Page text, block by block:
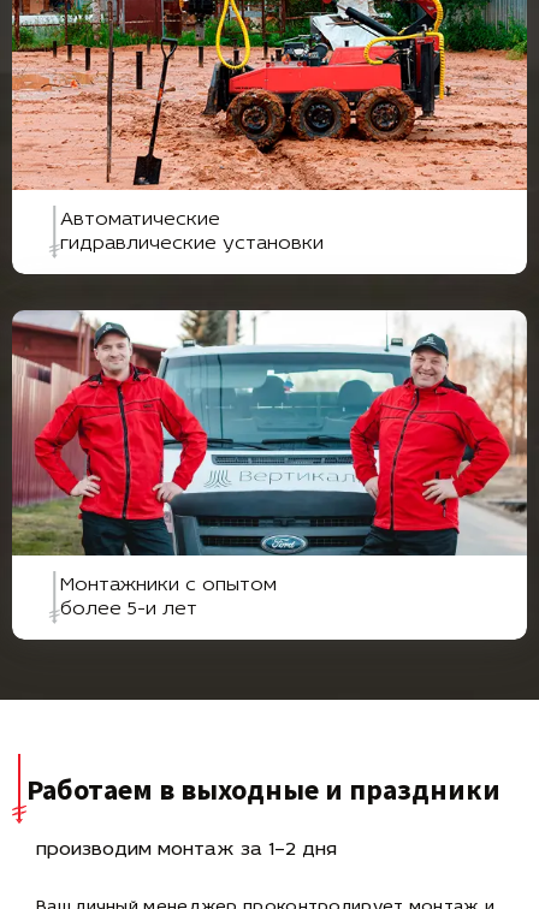
Автоматические
гидравлические установки
Монтажники с опытом
более 5-и лет
Работаем в выходные и праздники
производим монтаж за 1–2 дня